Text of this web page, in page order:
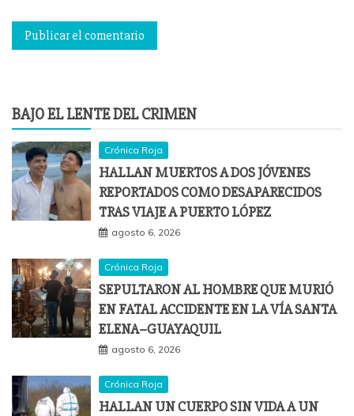
BAJO EL LENTE DEL CRIMEN
Crónica Roja
HALLAN MUERTOS A DOS JÓVENES
REPORTADOS COMO DESAPARECIDOS
TRAS VIAJE A PUERTO LÓPEZ
agosto 6, 2026
Crónica Roja
SEPULTARON AL HOMBRE QUE MURIÓ
EN FATAL ACCIDENTE EN LA VÍA SANTA
ELENA–GUAYAQUIL
agosto 6, 2026
Crónica Roja
HALLAN UN CUERPO SIN VIDA A UN